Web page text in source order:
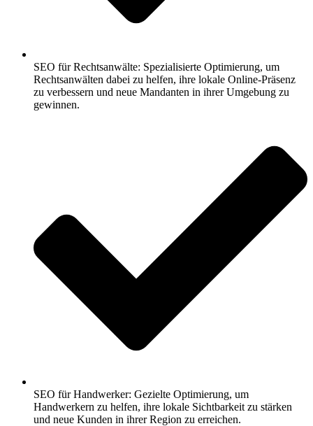
SEO für Rechtsanwälte: Spezialisierte Optimierung, um
Rechtsanwälten dabei zu helfen, ihre lokale Online-Präsenz
zu verbessern und neue Mandanten in ihrer Umgebung zu
gewinnen.
SEO für Handwerker: Gezielte Optimierung, um
Handwerkern zu helfen, ihre lokale Sichtbarkeit zu stärken
und neue Kunden in ihrer Region zu erreichen.